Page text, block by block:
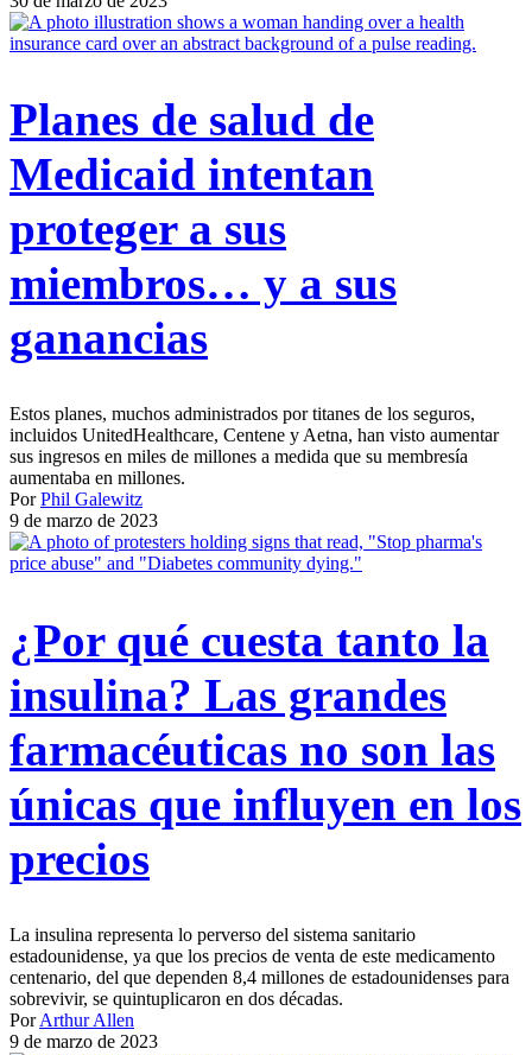
Planes de salud de
Medicaid intentan
proteger a sus
miembros… y a sus
ganancias
Estos planes, muchos administrados por titanes de los seguros,
incluidos UnitedHealthcare, Centene y Aetna, han visto aumentar
sus ingresos en miles de millones a medida que su membresía
aumentaba en millones.
PorPhil Galewitz
9 de marzo de 2023
¿Por qué cuesta tanto la
insulina? Las grandes
farmacéuticas no son las
únicas que influyen en los
precios
La insulina representa lo perverso del sistema sanitario
estadounidense, ya que los precios de venta de este medicamento
centenario, del que dependen 8,4 millones de estadounidenses para
sobrevivir, se quintuplicaron en dos décadas.
PorArthur Allen
9 de marzo de 2023